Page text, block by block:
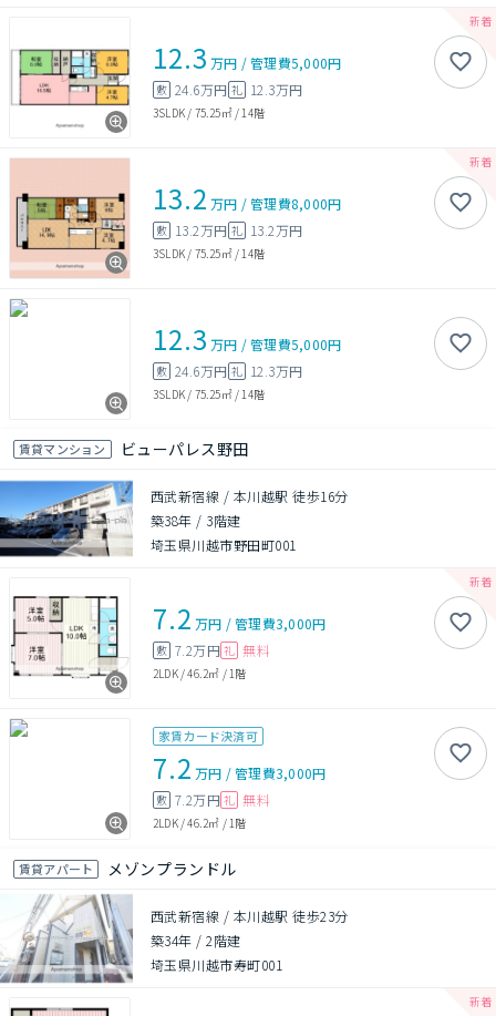
12.3 万円 /管理費5,000円
敷 24.6万円 礼 12.3万円
3SLDK / 75.25㎡/ 14階
13.2 万円 /管理費8,000円
敷 13.2万円 礼 13.2万円
3SLDK / 75.25㎡/ 14階
12.3 万円 /管理費5,000円
敷 24.6万円 礼 12.3万円
3SLDK / 75.25㎡/ 14階
賃貸マンション ビューパレス野田
西武新宿線 / 本川越駅 徒歩16分
築38年 / 3階建
埼玉県川越市野田町001
7.2 万円 /管理費3,000円
敷 7.2万円 礼 無料
2LDK/46.2㎡ / 1階
家賃カード決済可
7.2 万円 /管理費3,000円
敷 7.2万円 礼 無料
2LDK/46.2㎡ /1階
賃貸アパート メゾンプランドル
西武新宿線 / 本川越駅 徒歩23分
築34年 /2階建
埼玉県川越市寿町001